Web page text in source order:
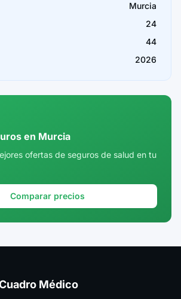
Murcia
24
44
2026
en Murcia
ofertas de seguros de salud en tu
Comparar precios
Médico